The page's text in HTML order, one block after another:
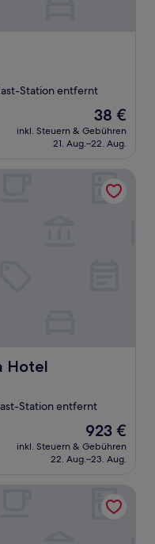
Station entfernt
Der
Preis
beträgt
38 €
inkl. Steuern & Gebühren
21. Aug.–22. Aug.
Hotel
Station entfernt
Der
Preis
beträgt
923 €
inkl. Steuern & Gebühren
22. Aug.–23. Aug.